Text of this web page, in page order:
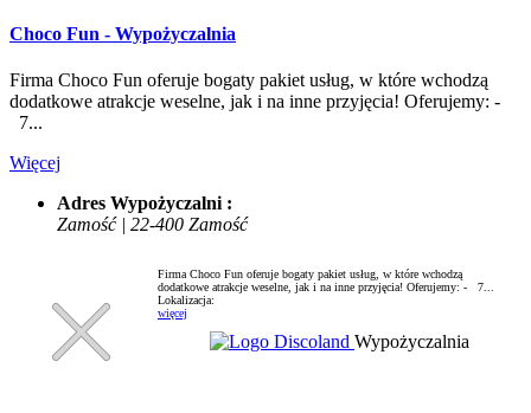
Choco Fun - Wypożyczalnia
Firma Choco Fun oferuje bogaty pakiet usług, w które wchodzą
dodatkowe atrakcje weselne, jak i na inne przyjęcia! Oferujemy: -
7...
Więcej
Adres Wypożyczalni :
Zamość | 22-400 Zamość
Firma Choco Fun oferuje bogaty pakiet usług, w które wchodzą
dodatkowe atrakcje weselne, jak i na inne przyjęcia! Oferujemy: - 7...
Lokalizacja:
więcej
Wypożyczalnia